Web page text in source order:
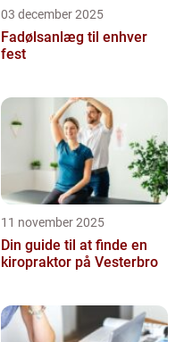
03 december 2025
Fadølsanlæg til enhver
fest
11 november 2025
Din guide til at finde en
kiropraktor på Vesterbro